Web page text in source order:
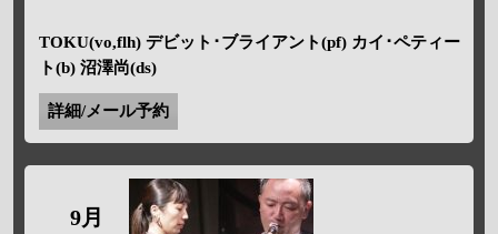
TOKU(vo,flh) デビット･ブライアント(pf) カイ･ペティー
ト(b) 沼澤尚(ds)
詳細/メール予約
9月